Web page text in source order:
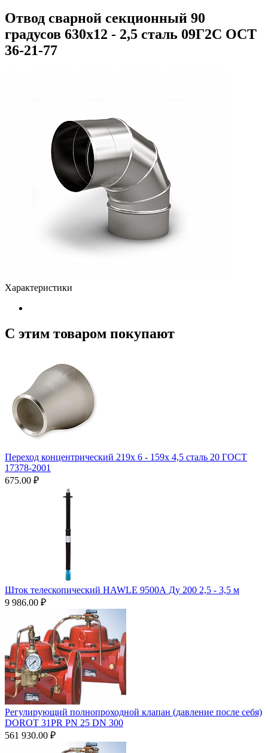
Отвод сварной секционный 90
градусов 630х12 - 2,5 сталь 09Г2С ОСТ
36-21-77
Характеристики
С этим товаром покупают
Переход концентрический 219х 6 - 159х 4,5 сталь 20 ГОСТ
17378-2001
675.00 ₽
Шток телескопический HAWLE 9500А Ду 200 2,5 - 3,5 м
9 986.00 ₽
Регулирующий полнопроходной клапан (давление после себя)
DOROT 31PR PN 25 DN 300
561 930.00 ₽